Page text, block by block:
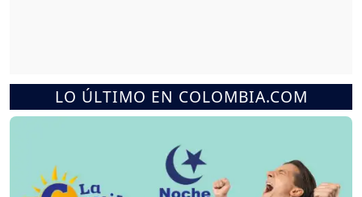
LO ÚLTIMO EN COLOMBIA.COM